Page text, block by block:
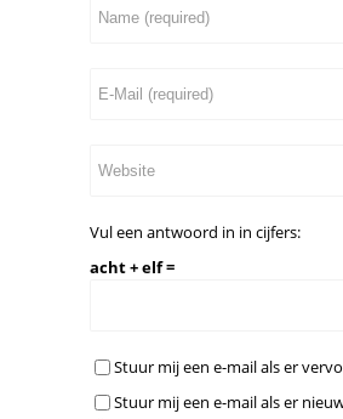
Vul een antwoord in in cijfers:
acht + elf =
Stuur mij een e-mail als er
Stuur mij een e-mail als er